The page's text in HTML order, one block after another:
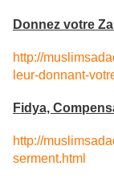
Donnez votre
http://
leur-donnant-
Fidya,
http://
serment.html